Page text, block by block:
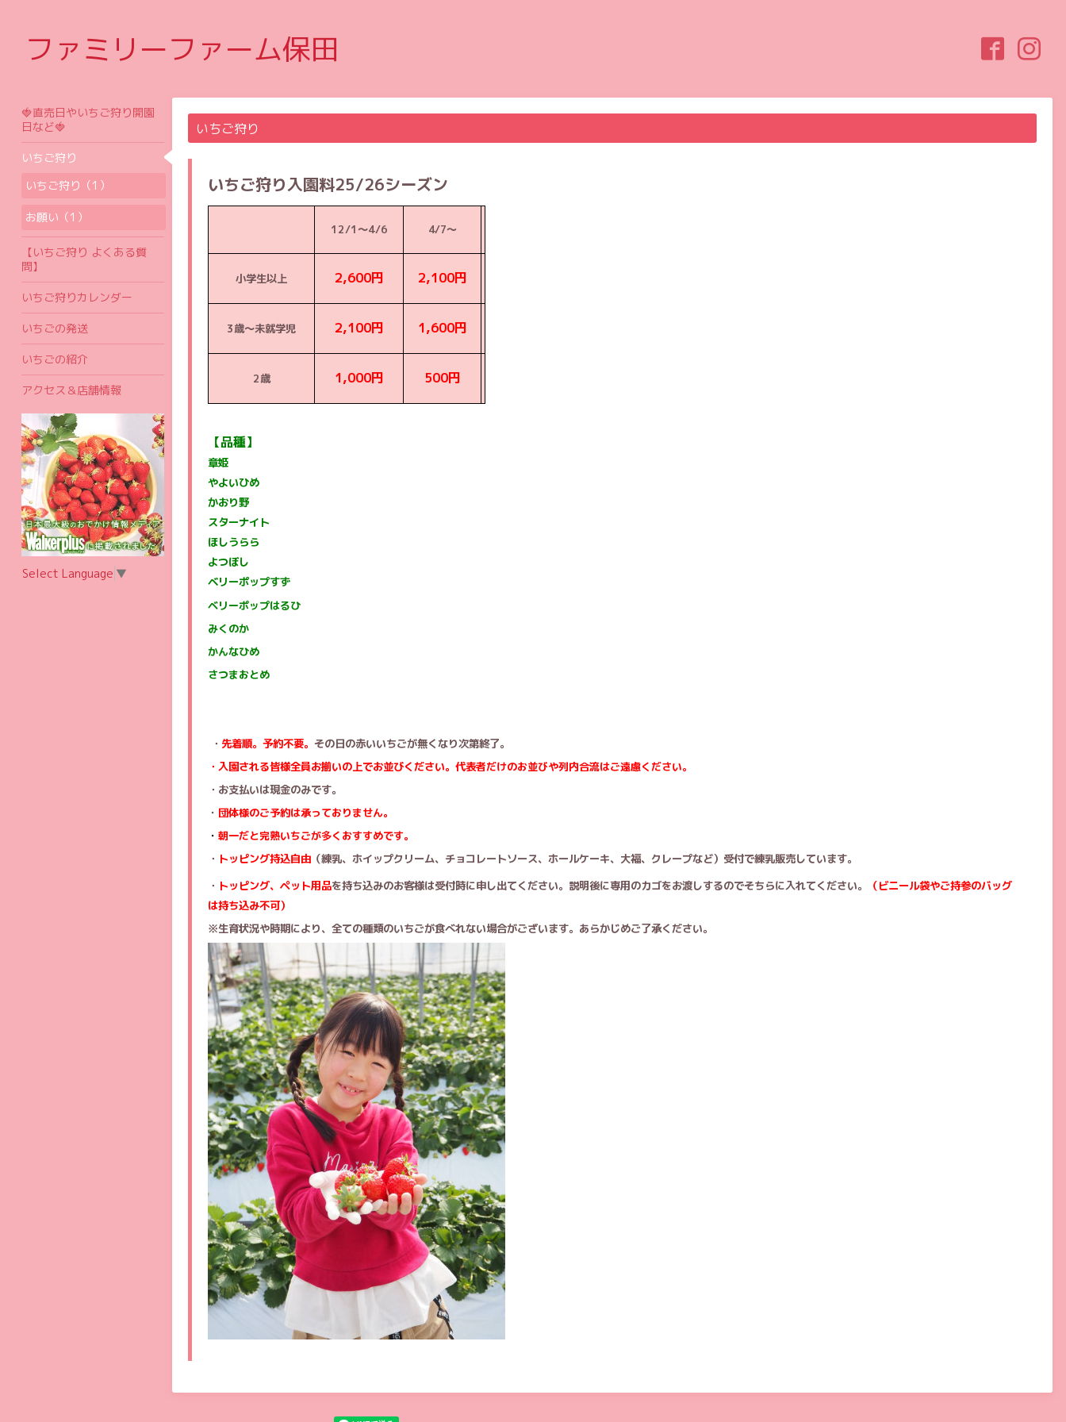
ファミリーファーム保田
いちご狩り
いちご狩り入園料25/26シーズン
12/1〜4/6 4/7〜
小学生以上 2,600円 2,100円
3歳〜未就学児 2,100円 1,600円
2歳 1,000円 500円
【品種】
章姫
やよいひめ
かおり野
スターナイト
ほしうらら
よつぼし
ベリーポップすず
ベリーポップはるひ
みくのか
かんなひめ
さつまおとめ
・ 先着順。予約不要。 その日の赤いいちごが無くなり次第終了。
・入園される皆様全員お揃いの上でお並びください。 代表者だけのお並びや列内合流はご遠慮ください。
・お支払いは現金のみです。
・ 団体様のご予約は承っておりません。
・ 朝一だと完熟いちごが多くおすすめです。
・ トッピング持込自由 （練乳、ホイップクリーム、チョコレートソース、ホールケーキ、大福、クレープなど）受付で練乳販売しています。
・ トッピング、ペット用品を持ち込みのお客様は受付時に申し出てください。 説明後に専用のカゴをお渡しするのでそちらに入れてください。
（ビニール袋やご持参のバッグ
は持ち込み不可）
※生育状況や時期により、全ての種類のいちごが食べれない場合がございます。あらかじめご了承ください。
🍓直売日やいちご狩り開園
日など🍓
いちご狩り
いちご狩り（1）
お願い（1）
【いちご狩り よくある質
問】
いちご狩りカレンダー
いちごの発送
いちごの紹介
アクセス＆店舗情報
Select Language ▼